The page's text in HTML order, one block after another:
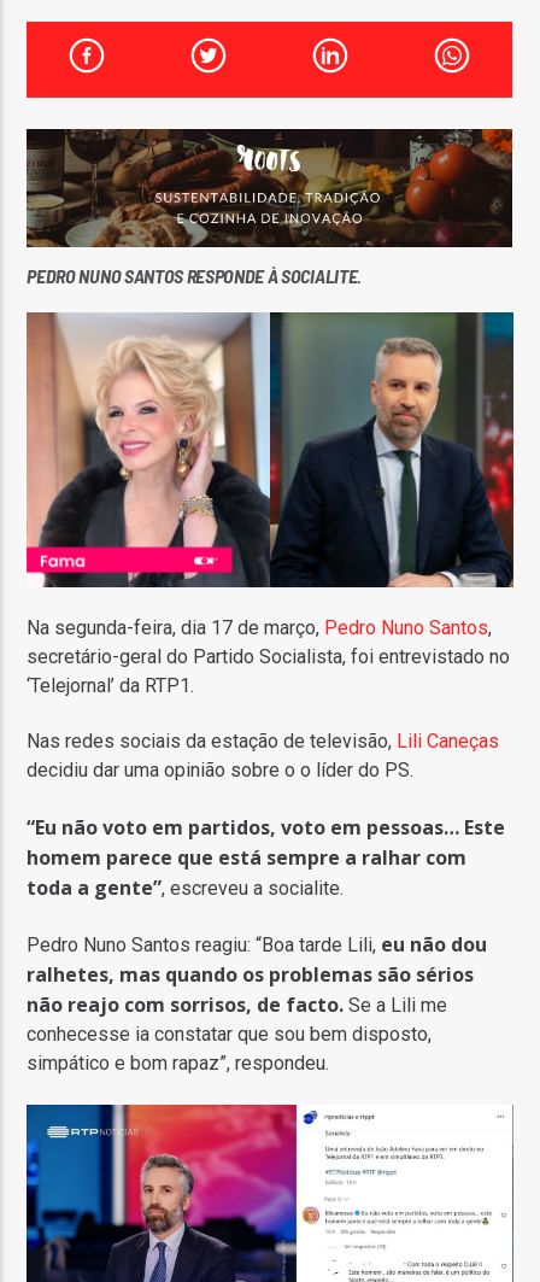
FAIXA ATUAL
PEDRO NUNO SANTOS RESPONDE À SOCIALITE.
Na segunda-feira, dia 17 de março, Pedro Nuno Santos,
secretário-geral do Partido Socialista, foi entrevistado no
‘Telejornal’ da RTP1.
Nas redes sociais da estação de televisão, Lili Caneças
decidiu dar uma opinião sobre o o líder do PS.
“Eu não voto em partidos, voto em pessoas… Este
homem parece que está sempre a ralhar com
toda a gente”, escreveu a socialite.
Pedro Nuno Santos reagiu: “Boa tarde Lili, eu não dou
ralhetes, mas quando os problemas são sérios
não reajo com sorrisos, de facto. Se a Lili me
conhecesse ia constatar que sou bem disposto,
simpático e bom rapaz”, respondeu.